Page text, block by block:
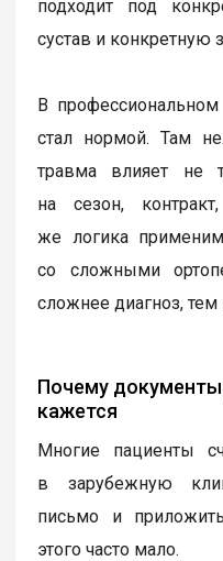
подходит под
сустав и конкретную
В
стал нормой. Там
травма влияет не
на сезон,
же логика
со сложными
сложнее диагноз,
Почему
кажется
Многие пациенты
в зарубежную
письмо и
этого часто мало.